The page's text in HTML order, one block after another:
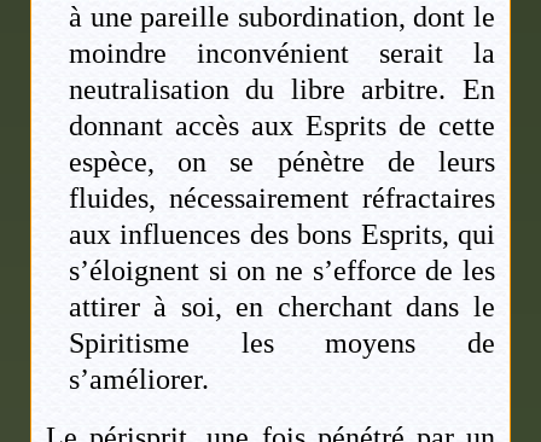
à une pareille subordination, dont le
moindre inconvénient serait la
neutralisation du libre arbitre. En
donnant accès aux Esprits de cette
espèce, on se pénètre de leurs
fluides, nécessairement réfractaires
aux influences des bons Esprits, qui
s’éloignent si on ne s’efforce de les
attirer à soi, en cherchant dans le
Spiritisme les moyens de
s’améliorer.